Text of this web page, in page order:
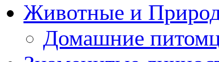
Животные и
Домашние